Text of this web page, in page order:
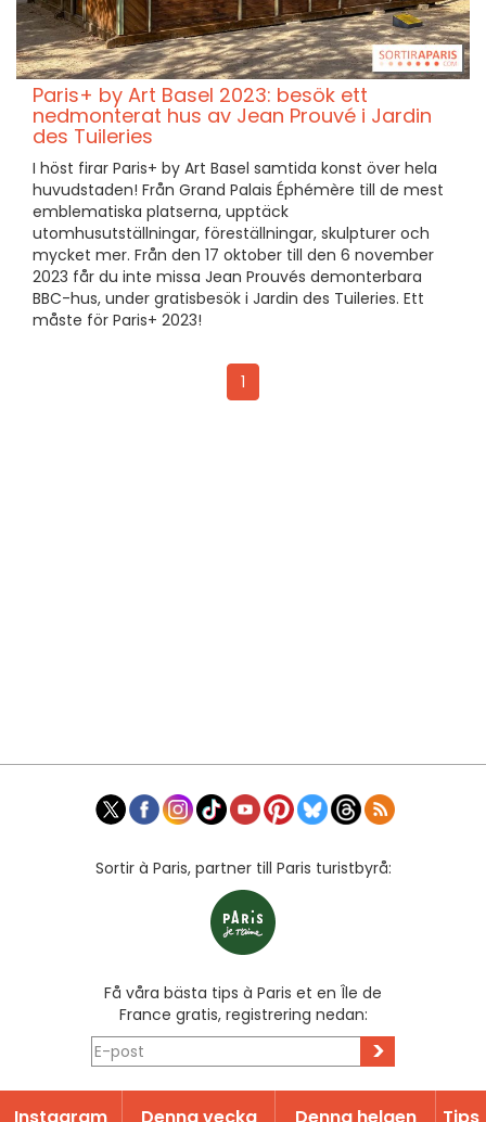
Paris+ by Art Basel 2023: besök ett
nedmonterat hus av Jean Prouvé i Jardin
des Tuileries
I höst firar Paris+ by Art Basel samtida konst över hela
huvudstaden! Från Grand Palais Éphémère till de mest
emblematiska platserna, upptäck
utomhusutställningar, föreställningar, skulpturer och
mycket mer. Från den 17 oktober till den 6 november
2023 får du inte missa Jean Prouvés demonterbara
BBC-hus, under gratisbesök i Jardin des Tuileries. Ett
måste för Paris+ 2023!
1
Sortir à Paris, partner till Paris turistbyrå:
Få våra bästa tips à Paris et en Île de
France gratis, registrering nedan:
>